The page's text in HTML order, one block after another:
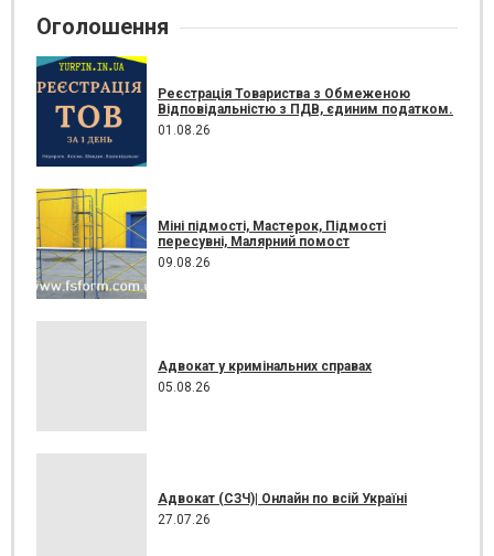
Оголошення
Реєстрація Товариства з Обмеженою
Відповідальністю з ПДВ, єдиним податком.
01.08.26
Міні підмості, Мастерок, Підмості
пересувні, Малярний помост
09.08.26
Адвокат у кримінальних справах
05.08.26
Адвокат (СЗЧ)| Онлайн по всій Україні
27.07.26